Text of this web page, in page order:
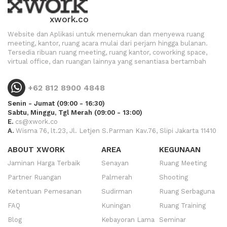
xwork.co
Website dan Aplikasi untuk menemukan dan menyewa ruang
meeting, kantor, ruang acara mulai dari perjam hingga bulanan.
Tersedia ribuan ruang meeting, ruang kantor, coworking space,
virtual office, dan ruangan lainnya yang senantiasa bertambah
+62 812 8900 4848
Senin - Jumat (09:00 - 16:30)
Sabtu, Minggu, Tgl Merah (09:00 - 13:00)
E. cs@xwork.co
A. Wisma 76, lt.23, Jl. Letjen S.Parman Kav.76, Slipi Jakarta 11410
ABOUT XWORK
Jaminan Harga Terbaik
Partner Ruangan
Ketentuan Pemesanan
FAQ
Blog
AREA
Senayan
Palmerah
Sudirman
Kuningan
Kebayoran Lama
KEGUNAAN
Ruang Meeting
Shooting
Ruang Serbaguna
Ruang Training
Seminar